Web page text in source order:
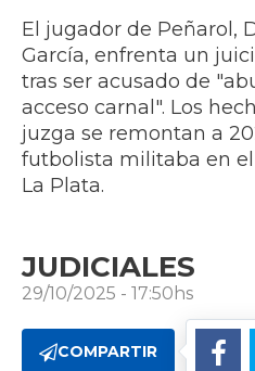
El jugador de Peñarol,
García, enfrenta un
tras ser acusado de
acceso carnal". Los
juzga se remontan a
futbolista militaba en
La Plata.
JUDICIALES
29/10/2025 - 17:50hs
COMPARTIR